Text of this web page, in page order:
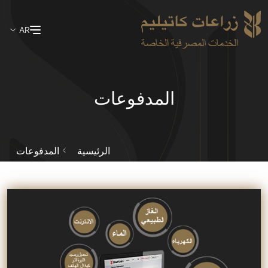
Skip
to
AR
المدفوعات
الرئيسية المدفوعات